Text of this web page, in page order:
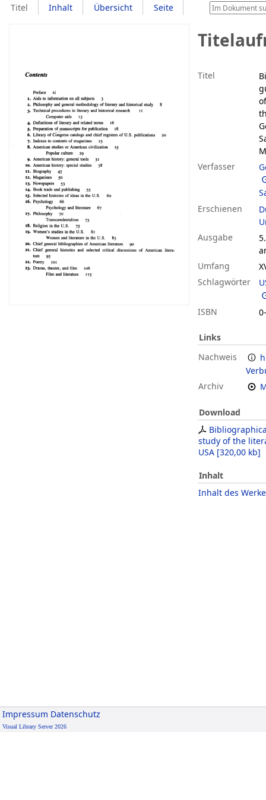
Titel Inhalt Übersicht Seite
Titel
Verfasser
Erschienen
Ausgabe
Umfang
Schlagwörter
ISBN
Links
Nachweis
Archiv
Download
study of the
USA [320,00 kb]
Inhalt
Inhalt des
Impressum Datenschutz
Visual Library Server 2026